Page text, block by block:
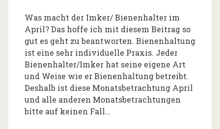
Was macht der Imker/ Bienenhalter im
April? Das hoffe ich mit diesem Beitrag so
gut es geht zu beantworten. Bienenhaltung
ist eine sehr individuelle Praxis. Jeder
Bienenhalter/Imker hat seine eigene Art
und Weise wie er Bienenhaltung betreibt.
Deshalb ist diese Monatsbetrachtung April
und alle anderen Monatsbetrachtungen
bitte auf keinen Fall…